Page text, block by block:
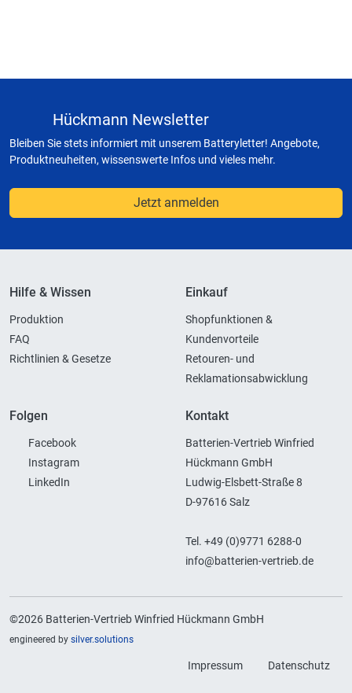
Hückmann Newsletter
Bleiben Sie stets informiert mit unserem Batteryletter! Angebote,
Produktneuheiten, wissenswerte Infos und vieles mehr.
Jetzt anmelden
Hilfe & Wissen
Produktion
FAQ
Richtlinien & Gesetze
Einkauf
Shopfunktionen &
Kundenvorteile
Retouren- und
Reklamationsabwicklung
Folgen
Facebook
Instagram
LinkedIn
Kontakt
Batterien-Vertrieb Winfried
Hückmann GmbH
Ludwig-Elsbett-Straße 8
D-97616 Salz
Tel. +49 (0)9771 6288-0
info@batterien-vertrieb.de
©2026 Batterien-Vertrieb Winfried Hückmann GmbH
engineered by silver.solutions
Impressum Datenschutz